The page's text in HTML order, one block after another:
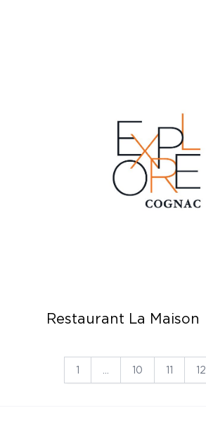
Restaurant La Maison
1 10 11 12